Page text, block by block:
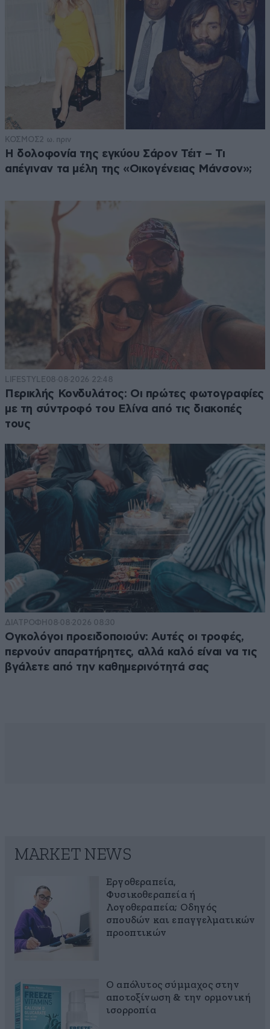
ΚΟΣΜΟΣ2 ω. πριν
Η δολοφονία της εγκύου Σάρον Τέιτ – Τι
απέγιναν τα μέλη της «Οικογένειας Μάνσον»;
LIFESTYLE08·08·2026 22:48
Περικλής Κονδυλάτος: Οι πρώτες φωτογραφίες
με τη σύντροφό του Ελίνα από τις διακοπές
τους
ΔΙΑΤΡΟΦΗ 08·08·2026 08:30
Ογκολόγοι προειδοποιούν: Αυτές οι τροφές,
περνούν απαρατήρητες, αλλά καλό είναι να τις
βγάλετε από την καθημερινότητά σας
MARKET NEWS
Εργοθεραπεία,
Φυσικοθεραπεία ή
Λογοθεραπεία; Οδηγός
σπουδών και επαγγελματικών
προοπτικών
Ο απόλυτος σύμμαχος στην
αποτοξίνωση & την ορμονική
ισορροπία